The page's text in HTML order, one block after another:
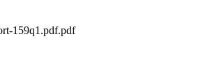
159q1.pdf.pdf